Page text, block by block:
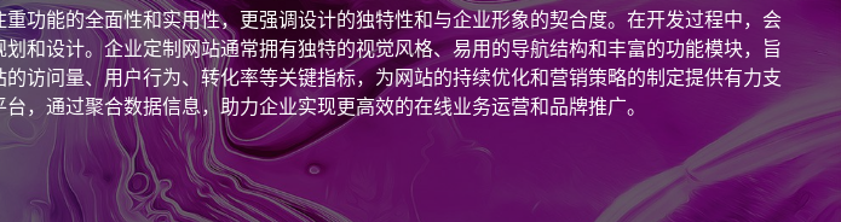
站建设
终端设备网站
网站建设定制改版
定制化网站建设改版方案
城系统开发
电子商务网站
手机微信网站建设
网站
口网站开发
企业品牌官网
创意品牌型网站建设
企业营销网站
营销型网站建力企业公信力
站建设解决方
新能源行业网站建设解决方
案
政府网站建设解决方案
建设解决方案 品牌形象网站建设解决方案
解决方案 营销型网站建设解决方案 企业网站建设解决方案
information
网站设计
Website Design
网站观点
Website viewpoint
感谢您的陪伴
功能的全面性和实用性，更强调设计的独特性和与企业形象的契合度。在开发过程中，会
和设计。企业定制网站通常拥有独特的视觉风格、易用的导航结构和丰富的功能模块，旨
访问量、用户行为、转化率等关键指标，为网站的持续优化和营销策略的制定提供有力支
，通过聚合数据信息，助力企业实现更高效的在线业务运营和品牌推广。